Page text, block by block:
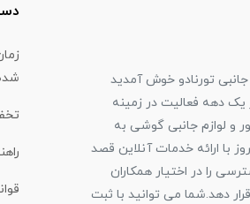
جانبی تورنادو خوش آمدید
یک دهه فعالیت در زمینه
و لوازم جانبی گوشی به
با ارائه خدمات آنلاین قصد
را در اختیار همکاران
دهد.شما می توانید با ثبت